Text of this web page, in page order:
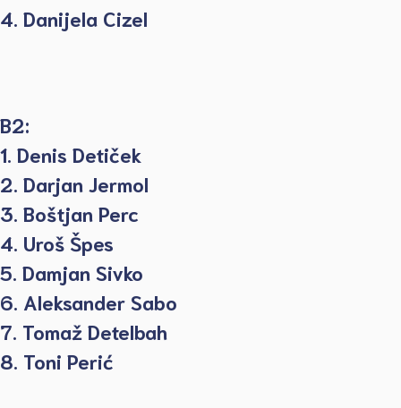
4. Danijela Cizel
B2:
1. Denis Detiček
2. Darjan Jermol
3. Boštjan Perc
4. Uroš Špes
5. Damjan Sivko
6. Aleksander Sabo
7. Tomaž Detelbah
8. Toni Perić